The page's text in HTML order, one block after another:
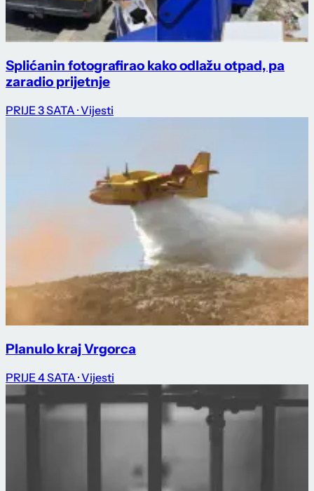
Splićanin fotografirao kako odlažu otpad, pa
zaradio prijetnje
PRIJE 3 SATA · Vijesti
Planulo kraj Vrgorca
PRIJE 4 SATA · Vijesti